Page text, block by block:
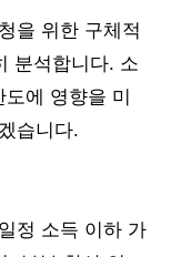
을 위한 구체적
분석합니다. 소
에 영향을 미
습니다.
정 소득 이하 가